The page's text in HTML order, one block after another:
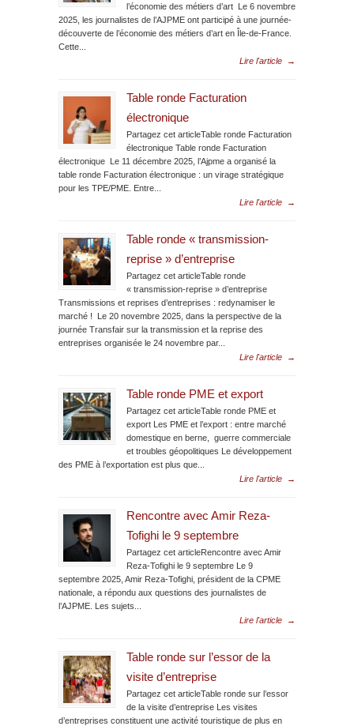
l’économie des métiers d’art Le 6 novembre
2025, les journalistes de l’AJPME ont participé à une journée-
découverte de l’économie des métiers d’art en Île-de-France.
Cette...
Lire l'article
→
Table ronde Facturation
électronique
Partagez cet articleTable ronde Facturation
électronique Table ronde Facturation
électronique Le 11 décembre 2025, l’Ajpme a organisé la
table ronde Facturation électronique : un virage stratégique
pour les TPE/PME. Entre...
Lire l'article
→
Table ronde « transmission-
reprise » d’entreprise
Partagez cet articleTable ronde
« transmission-reprise » d’entreprise
Transmissions et reprises d’entreprises : redynamiser le
marché ! Le 20 novembre 2025, dans la perspective de la
journée Transfair sur la transmission et la reprise des
entreprises organisée le 24 novembre par...
Lire l'article
→
Table ronde PME et export
Partagez cet articleTable ronde PME et
export Les PME et l’export : entre marché
domestique en berne, guerre commerciale
et troubles géopolitiques Le développement
des PME à l’exportation est plus que...
Lire l'article
→
Rencontre avec Amir Reza-
Tofighi le 9 septembre
Partagez cet articleRencontre avec Amir
Reza-Tofighi le 9 septembre Le 9
septembre 2025, Amir Reza-Tofighi, président de la CPME
nationale, a répondu aux questions des journalistes de
l’AJPME. Les sujets...
Lire l'article
→
Table ronde sur l’essor de la
visite d’entreprise
Partagez cet articleTable ronde sur l’essor
de la visite d’entreprise Les visites
d’entreprises constituent une activité touristique de plus en